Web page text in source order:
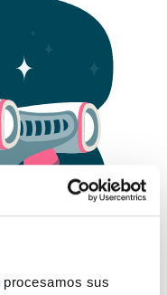
procesamos sus